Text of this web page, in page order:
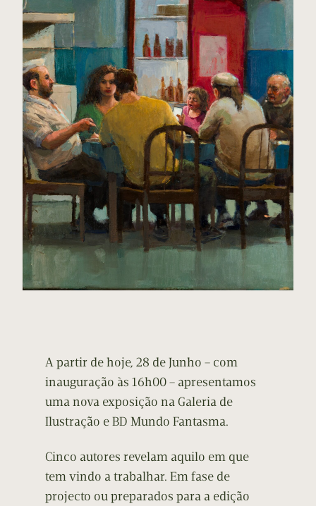
A partir de hoje, 28 de Junho – com
inauguração às 16h00 – apresentamos
uma nova exposição na Galeria de
Ilustração e BD Mundo Fantasma.
Cinco autores revelam aquilo em que
tem vindo a trabalhar. Em fase de
projecto ou preparados para a edição